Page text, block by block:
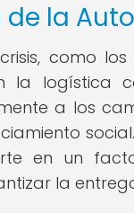
la
como
la logística
a los
en un
la